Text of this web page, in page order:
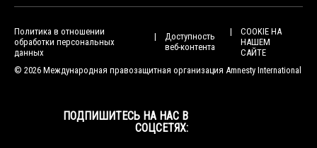
Политика в отношении
обработки персональных
данных
Доступность
веб-контента
COOKIE НА
НАШЕМ
САЙТЕ
© 2026 Международная правозащитная организация Amnesty International
ПОДПИШИТЕСЬ НА НАС В
СОЦСЕТЯХ: